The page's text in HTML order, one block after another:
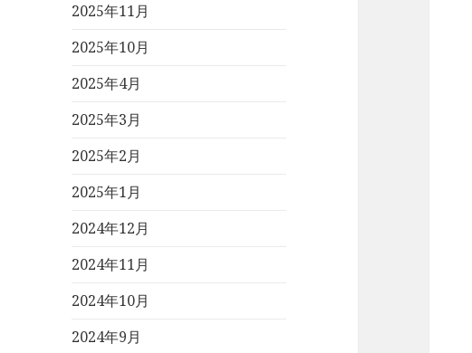
2025年11月
2025年10月
2025年4月
2025年3月
2025年2月
2025年1月
2024年12月
2024年11月
2024年10月
2024年9月